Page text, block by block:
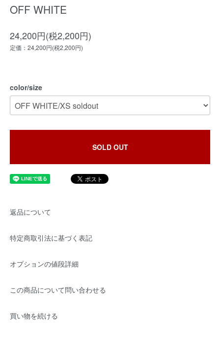
OFF WHITE
24,200円(税2,200円)
定価：24,200円(税2,200円)
color/size
SOLD OUT
返品について
特定商取引法に基づく表記
オプションの値段詳細
この商品について問い合わせる
買い物を続ける